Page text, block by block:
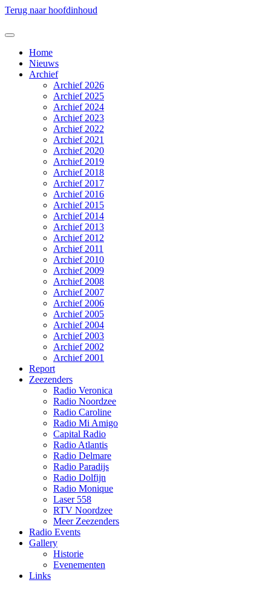
Terug naar hoofdinhoud
Home
Nieuws
Archief
Archief 2026
Archief 2025
Archief 2024
Archief 2023
Archief 2022
Archief 2021
Archief 2020
Archief 2019
Archief 2018
Archief 2017
Archief 2016
Archief 2015
Archief 2014
Archief 2013
Archief 2012
Archief 2011
Archief 2010
Archief 2009
Archief 2008
Archief 2007
Archief 2006
Archief 2005
Archief 2004
Archief 2003
Archief 2002
Archief 2001
Report
Zeezenders
Radio Veronica
Radio Noordzee
Radio Caroline
Radio Mi Amigo
Capital Radio
Radio Atlantis
Radio Delmare
Radio Paradijs
Radio Dolfijn
Radio Monique
Laser 558
RTV Noordzee
Meer Zeezenders
Radio Events
Gallery
Historie
Evenementen
Links